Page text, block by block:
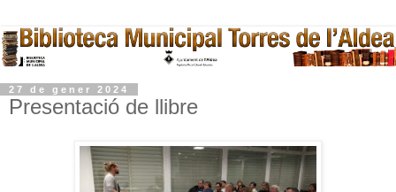
27 de gener 2024
Presentació de llibre